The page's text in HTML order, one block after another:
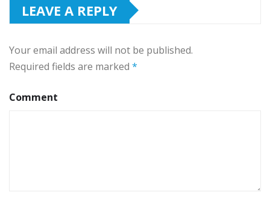
LEAVE A REPLY
Your email address will not be published.
Required fields are marked *
Comment